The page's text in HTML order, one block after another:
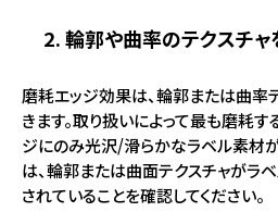
2. 輪郭や曲率のテクスチャ
磨耗エッジ効果は、輪郭または曲率
きます。取り扱いによって最も磨耗
ジにのみ光沢/滑らかなラベル素材
は、輪郭または曲面テクスチャがラ
されていることを確認してください。